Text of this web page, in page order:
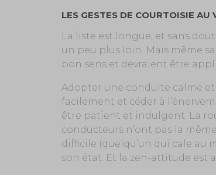
LES GESTES DE COURTOISIE AU
La liste est longue, et sans
un peu plus loin. Mais même
bon sens et devraient être
Adopter une conduite calme
facilement et céder à
être patient et indulgent. La
conducteurs n’ont pas la
difficile (quelqu’un qui cale au
son état. Et la zen-attitude est